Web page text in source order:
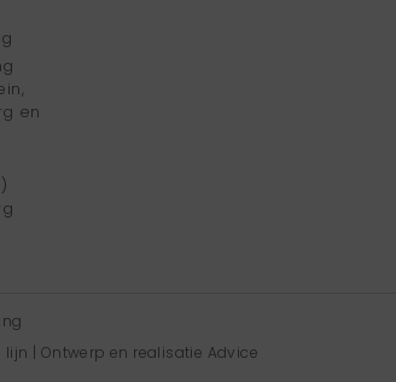
en
| Ontwerp en realisatie Advice